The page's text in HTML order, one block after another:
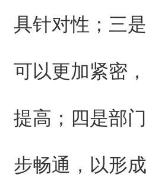
具针对性；三
可以更加紧密
提高；四是部
步畅通，以形